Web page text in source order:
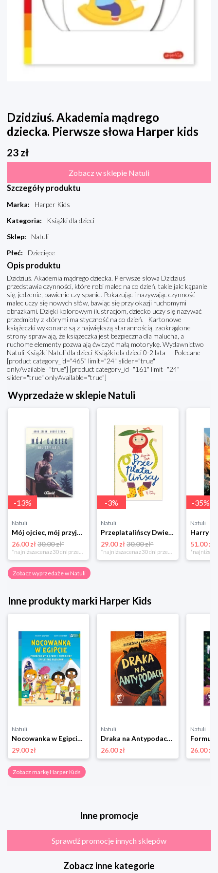
Dzidziuś. Akademia mądrego
dziecka. Pierwsze słowa Harper kids
23 zł
Zobacz w sklepie Natuli
Szczegóły produktu
Marka:
Harper Kids
Kategoria:
Książki dla dzieci
Sklep:
Natuli
Płeć: Dziecięce
Opis produktu
Dzidziuś. Akademia mądrego dziecka. Pierwsze słowa Dzidziuś
przedstawia czynności, które robi malec na co dzień, takie jak: kąpanie
się, jedzenie, bawienie czy spanie. Pokazując i nazywając czynność
malec uczy się nowych słów, bawiąc się przy okazji ruchomymi
obrazkami. Dzięki kolorowym ilustracjom, dziecko uczy się nazywać
przedmioty z którymi ma styczność na co dzień. Kartonowe
książeczki wykonane są z największą starannością, zaokrąglone
strony sprawiają, że książeczka jest bezpieczna dla malucha, a
ruchome elementy pozwalają ćwiczyć małą motorykę. Wydawnictwo
Natuli Książki Natuli dla dzieci Książki dla dzieci 0-2 lata Polecane
[product category_id="465" limit="24" slider="true"
onlyAvailable="true"] [product category_id="161" limit="24"
slider="true" onlyAvailable="true"]
Wyprzedaże w sklepie Natuli
-13%
Natuli
Mój ojciec, mój przyjaciel Element
26.00 zł30.00 zł*
*najniższa cena z 30 dni przed obniżką
-3%
Natuli
Przeplatalińscy Dwie siostry
29.00 zł 30.00 zł*
*najniższa cena z 30 dni przed obniżką
-35%
Natuli
51.00 zł
Zobacz wyprzedaże w Natuli
Inne produkty marki Harper Kids
Natuli
Nocowanka w Egipcie. Akademia mądrego dziecka. Chcę wiedzieć Harper kids
29.00 zł
Natuli
Draka na Antypodach. Czytam, bo lubię Harper kids
26.00 zł
Natuli
26.00 zł
Zobacz markę Harper Kids
Inne promocje
Sprawdź promocje innych sklepów
Zobacz inne kategorie